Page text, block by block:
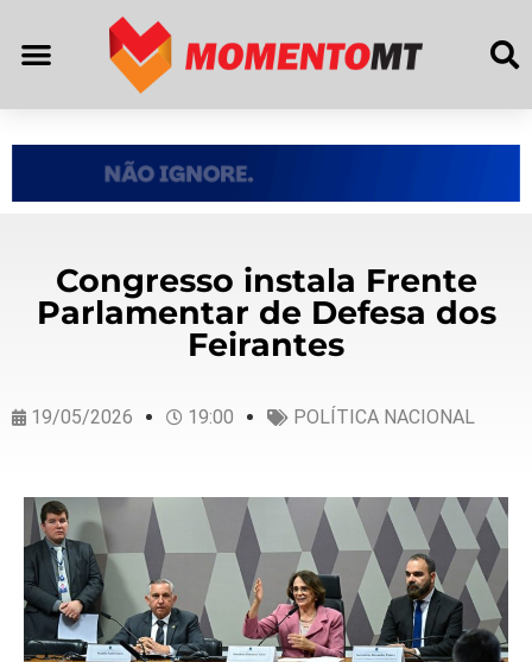
Congresso instala Frente
Parlamentar de Defesa dos
Feirantes
19/05/2026 19:00 POLÍTICA NACIONAL